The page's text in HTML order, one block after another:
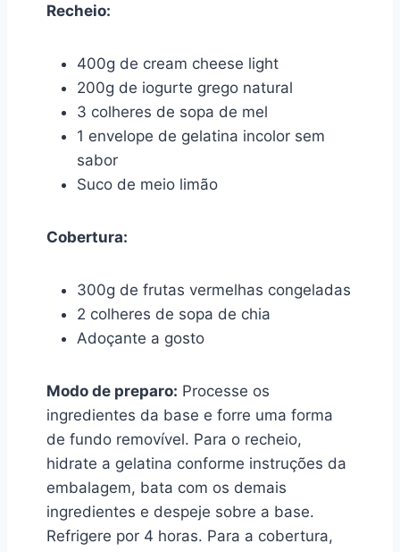
Recheio:
400g de cream cheese light
200g de iogurte grego natural
3 colheres de sopa de mel
1 envelope de gelatina incolor sem
sabor
Suco de meio limão
Cobertura:
300g de frutas vermelhas congeladas
2 colheres de sopa de chia
Adoçante a gosto
Modo de preparo: Processe os
ingredientes da base e forre uma forma
de fundo removível. Para o recheio,
hidrate a gelatina conforme instruções da
embalagem, bata com os demais
ingredientes e despeje sobre a base.
Refrigere por 4 horas. Para a cobertura,